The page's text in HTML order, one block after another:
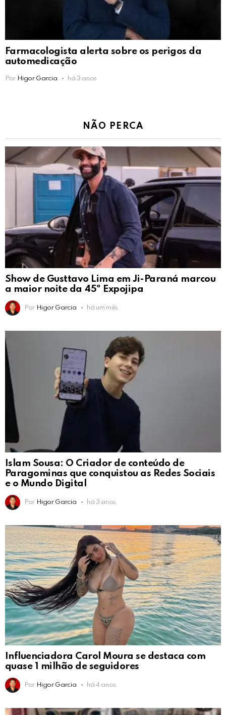
Farmacologista alerta sobre os perigos da
automedicação
Por Higor Garcia há 3 anos
NÃO PERCA
Show de Gusttavo Lima em Ji-Paraná marcou
a maior noite da 45ª Expojipa
Por Higor Garcia há um mês
Islam Sousa: O Criador de conteúdo de
Paragominas que conquistou as Redes Sociais
e o Mundo Digital
Por Higor Garcia há 3 anos
Influenciadora Carol Moura se destaca com
quase 1 milhão de seguidores
Por Higor Garcia há 4 anos